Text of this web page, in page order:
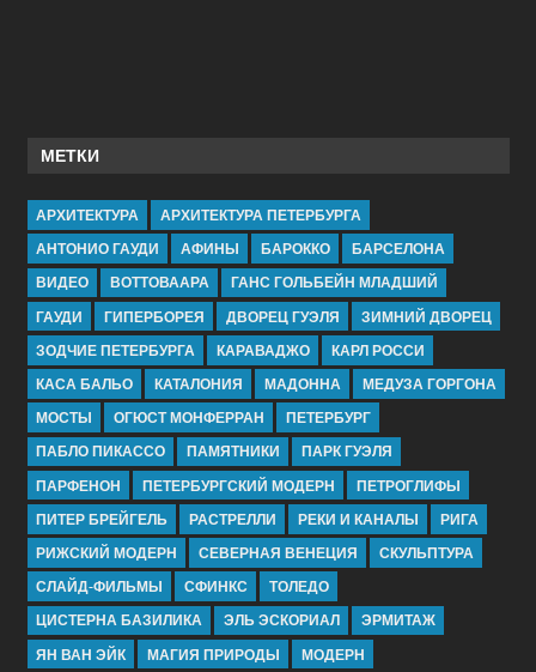
МЕТКИ
АРХИТЕКТУРА
АРХИТЕКТУРА ПЕТЕРБУРГА
АНТОНИО ГАУДИ
АФИНЫ БАРОККО
БАРСЕЛОНА
ВИДЕО
ВОТТОВААРА
ГАНС ГОЛЬБЕЙН МЛАДШИЙ
ГАУДИ
ГИПЕРБОРЕЯ ДВОРЕЦ ГУЭЛЯ
ЗИМНИЙ ДВОРЕЦ
ЗОДЧИЕ ПЕТЕРБУРГА
КАРАВАДЖО
КАРЛ РОССИ
КАСА БАЛЬО
КАТАЛОНИЯ МАДОННА
МЕДУЗА ГОРГОНА
МОСТЫ
ОГЮСТ МОНФЕРРАН
ПЕТЕРБУРГ
ПАБЛО ПИКАССО
ПАМЯТНИКИ
ПАРК ГУЭЛЯ
ПАРФЕНОН
ПЕТЕРБУРГСКИЙ МОДЕРН
ПЕТРОГЛИФЫ
ПИТЕР БРЕЙГЕЛЬ
РАСТРЕЛЛИ РЕКИ И КАНАЛЫ
РИГА
РИЖСКИЙ МОДЕРН
СЕВЕРНАЯ ВЕНЕЦИЯ
СКУЛЬПТУРА
СЛАЙД-ФИЛЬМЫ
СФИНКС
ТОЛЕДО
ЦИСТЕРНА БАЗИЛИКА
ЭЛЬ ЭСКОРИАЛ
ЭРМИТАЖ
ЯН ВАН ЭЙК
МАГИЯ ПРИРОДЫ МОДЕРН